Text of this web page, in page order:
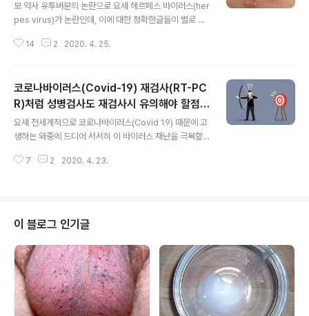
모 약사 유투버분의 논란으로 요새 헤르페스 바이러스(her
pes virus)가 논란인데, 이에 대한 정확한글들이 별로 없
이러스(Covid-19)때문에 바이러스 질환에 대해 관심이
이지만, 헤르페스 바이러스는 DNA 바이러스이다. 헤르페
스 바이러스는 약 100종정도로 알려져 있지만, 인간에게
전염을 일으키는 건 약 8종류라고 알려져 있다. 헤르페스
바이러스 1,2형은 우리가 잘 알고 있는 성병(sexually tra
er virus로 어릴때 수두(Chickenp..
14 2 2020. 4. 25.
코로나바이러스(Covid-19) 재검사(RT-PC
R)처럼 성병검사도 재검사시 유의해야 할점이
있습니다.
요새 전세계적으로 코로나바이러스(Covid 19) 때문에 고
생하는 와중에 드디어 서서히 이 바이러스 재난을 극복할
치되었다라고 생각했던 환자에게서 다시 코로나바이러스
으킬수 있는지는 더 연구가 이루어져야 하겠지만, 예상하
기로는 다 죽은 바이러스 시체가 검사로 확인이 되어서 그
런 것으로 생각된다. 즉 임상적으로는 아무런 의미가 없는
죽은 바이러스 시체인데, 코로나바이러스 검사(RT-PCR)
가 매우 예민한 검사라서 조각조각 남아있는 바이러스 시
체인 RNA를 RT-PCR 검사가 확인하고 양성..
7 2 2020. 4. 23.
이 블로그 인기글